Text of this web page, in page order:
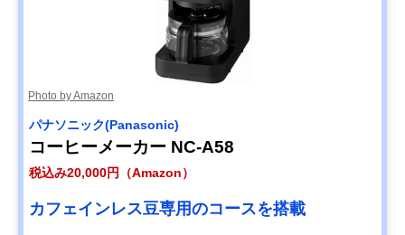
Photo by Amazon
パナソニック(Panasonic)
コーヒーメーカー NC-A58
税込み20,000円（Amazon）
カフェインレス豆専用のコースを搭載